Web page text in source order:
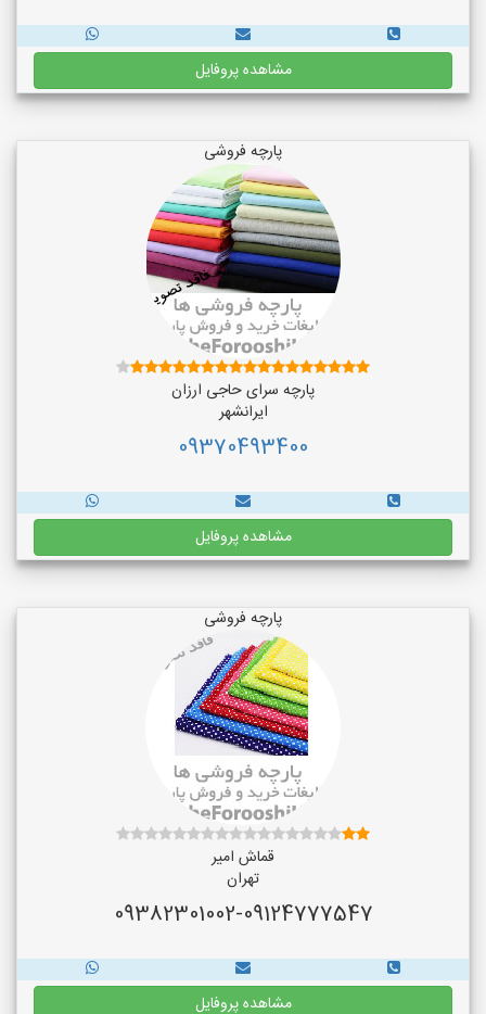
مشاهده پروفایل
پارچه فروشی
پارچه سرای حاجی ارزان
ایرانشهر
09370493400
مشاهده پروفایل
پارچه فروشی
قماش امیر
تهران
09382301002-09124777547
مشاهده پروفایل